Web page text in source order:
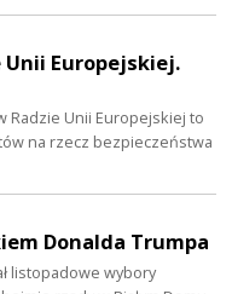
Europejskiej.
Radzie Unii Europejskiej to
na rzecz bezpieczeństwa
Donalda Trumpa
listopadowe wybory